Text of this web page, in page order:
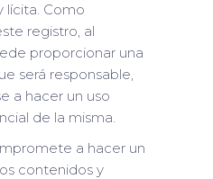
lícita. Como
registro, al
proporcionar una
será responsable,
a hacer un uso
de la misma.
a hacer un
contenidos y